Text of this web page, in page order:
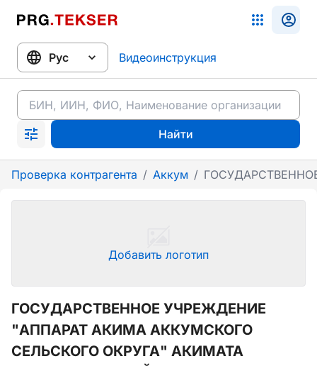
Видеоинструкция
Найти
Проверка контрагента / Аккум /
Добавить логотип
ГОСУДАРСТВЕННОЕ УЧРЕЖДЕНИЕ
"АППАРАТ АКИМА АККУМСКОГО
СЕЛЬСКОГО ОКРУГА" АКИМАТА